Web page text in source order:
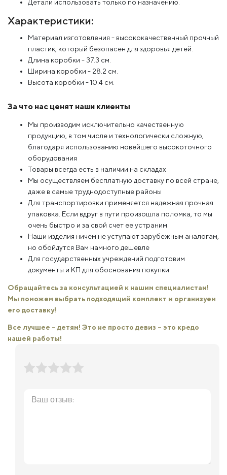
Детали использовать только по назначению.
Характеристики:
Материал изготовления - высококачественный прочный
пластик, который безопасен для здоровья детей.
Длина коробки - 37.3 см.
Ширина коробки - 28.2 см.
Высота коробки - 10.4 см.
За что нас ценят наши клиенты
Мы производим исключительно качественную
продукцию, в том числе и технологически сложную,
благодаря использованию новейшего высокоточного
оборудования
Товары всегда есть в наличии на складах
Мы осуществляем бесплатную доставку по всей стране,
даже в самые труднодоступные районы
Для транспортировки применяется надежная прочная
упаковка. Если вдруг в пути произошла поломка, то мы
очень быстро и за свой счет ее устраним
Наши изделия ничем не уступают зарубежным аналогам,
но обойдутся Вам намного дешевле
Для государственных учреждений подготовим
документы и КП для обоснования покупки
Обращайтесь за консультацией к нашим специалистам!
Мы поможем выбрать подходящий комплект и организуем
его доставку!
Все лучшее – детям! Это не просто девиз – это кредо
нашей работы!